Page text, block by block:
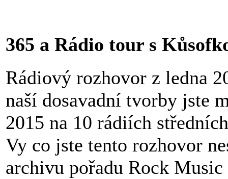
365 a Rádio tour s
Rádiový rozhovor z ledna
naší dosavadní tvorby jste
2015 na 10 rádiích
Vy co jste tento rozhovor
archivu pořadu Rock Music